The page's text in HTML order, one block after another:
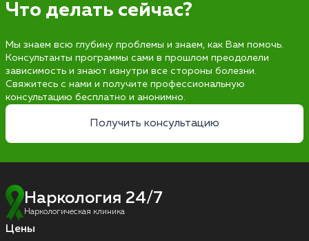
Что делать сейчас?
Мы знаем всю глубину проблемы и знаем, как Вам помочь.
Консультанты программы сами в прошлом преодолели
зависимость и знают изнутри все стороны болезни.
Свяжитесь с нами и получите профессиональную
консультацию бесплатно и анонимно.
Получить консультацию
Наркология 24/7
Наркологическая клиника
Цены